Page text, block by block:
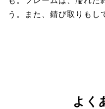
う。また、錆び取りもし
よく